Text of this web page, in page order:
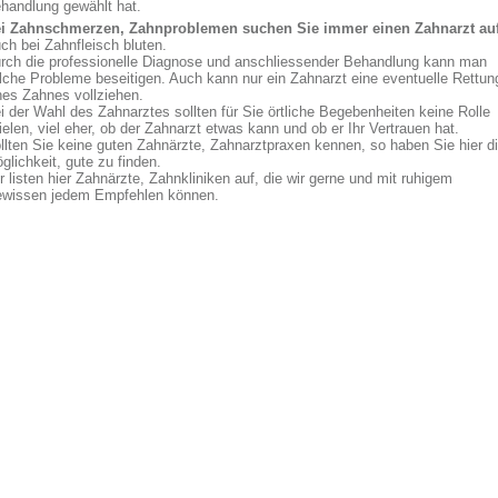
gewählt hat.
Zahnschmerzen, Zahnproblemen suchen Sie immer einen Zahnarzt
bei Zahnfleisch bluten.
die professionelle Diagnose und anschliessender Behandlung kann man
Probleme beseitigen. Auch kann nur ein Zahnarzt eine eventuelle
Zahnes vollziehen.
der Wahl des Zahnarztes sollten für Sie örtliche Begebenheiten keine Rolle
viel eher, ob der Zahnarzt etwas kann und ob er Ihr Vertrauen hat.
Sie keine guten Zahnärzte, Zahnarztpraxen kennen, so haben Sie hier
gute zu finden.
listen hier Zahnärzte, Zahnkliniken auf, die wir gerne und mit ruhigem
jedem Empfehlen können.